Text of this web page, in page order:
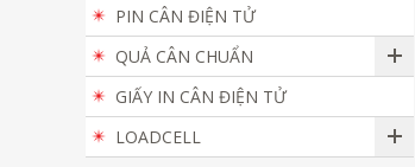
PIN CÂN ĐIỆN TỬ
QUẢ CÂN CHUẨN
GIẤY IN CÂN ĐIỆN TỬ
LOADCELL